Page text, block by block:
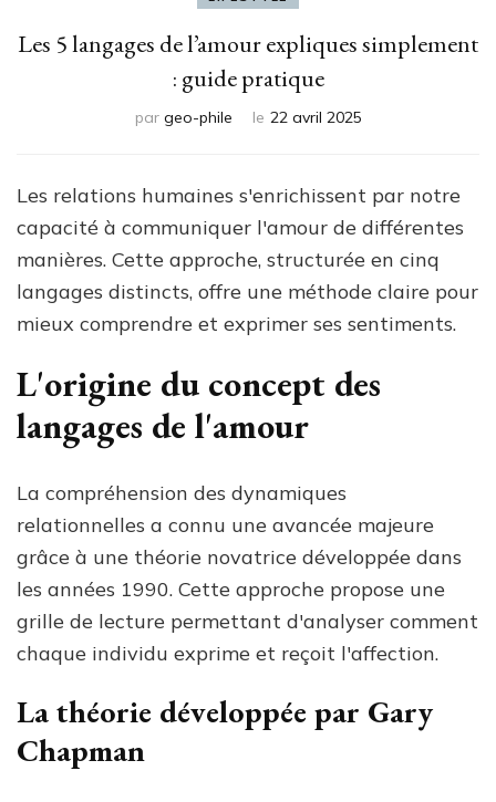
Les 5 langages de l’amour expliques simplement
: guide pratique
par geo-phile le 22 avril 2025
Les relations humaines s'enrichissent par notre
capacité à communiquer l'amour de différentes
manières. Cette approche, structurée en cinq
langages distincts, offre une méthode claire pour
mieux comprendre et exprimer ses sentiments.
L'origine du concept des
langages de l'amour
La compréhension des dynamiques
relationnelles a connu une avancée majeure
grâce à une théorie novatrice développée dans
les années 1990. Cette approche propose une
grille de lecture permettant d'analyser comment
chaque individu exprime et reçoit l'affection.
La théorie développée par Gary
Chapman